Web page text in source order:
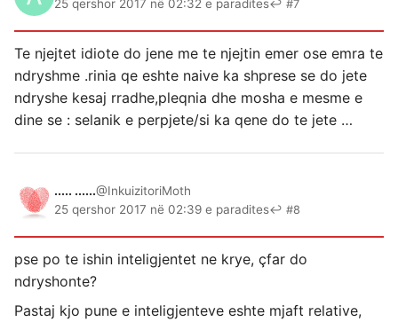
25 qershor 2017 në 02:32 e paradites↩ #7
Te njejtet idiote do jene me te njejtin emer ose emra te
ndryshme .rinia qe eshte naive ka shprese se do jete
ndryshe kesaj rradhe,pleqnia dhe mosha e mesme e
dine se : selanik e perpjete/si ka qene do te jete …
..... ......@InkuizitoriMoth
25 qershor 2017 në 02:39 e paradites↩ #8
pse po te ishin inteligjentet ne krye, çfar do
ndryshonte?
Pastaj kjo pune e inteligjenteve eshte mjaft relative,